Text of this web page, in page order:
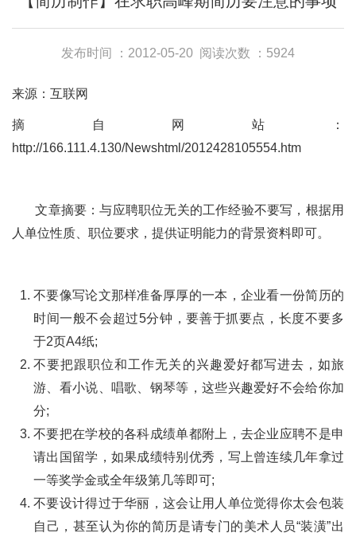
发布时间 ：2012-05-20 阅读次数 ：5924
来源：互联网
摘自网站：
http://166.111.4.130/Newshtml/2012428105554.htm
文章摘要：与应聘职位无关的工作经验不要写，根据用
人单位性质、职位要求，提供证明能力的背景资料即可。
不要像写论文那样准备厚厚的一本，企业看一份简历的
时间一般不会超过5分钟，要善于抓要点，长度不要多
于2页A4纸;
不要把跟职位和工作无关的兴趣爱好都写进去，如旅
游、看小说、唱歌、钢琴等，这些兴趣爱好不会给你加
分;
不要把在学校的各科成绩单都附上，去企业应聘不是申
请出国留学，如果成绩特别优秀，写上曾连续几年拿过
一等奖学金或全年级第几等即可;
不要设计得过于华丽，这会让用人单位觉得你太会包装
自己，甚至认为你的简历是请专门的美术人员“装潢”出